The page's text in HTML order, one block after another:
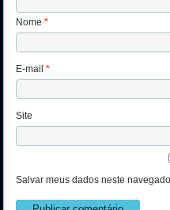
Nome*
E-mail*
Site
Salvar meus dados neste